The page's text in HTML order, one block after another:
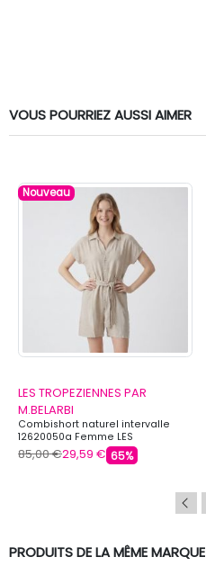
VOUS POURRIEZ AUSSI AIMER
Nouveau
LES TROPEZIENNES PAR
M.BELARBI
Combishort naturel intervalle
12620050a Femme LES
TROPEZIENNES PAR M.BELARBI
85,00 €29,59 € 65%
PRODUITS DE LA MÊME MARQUE